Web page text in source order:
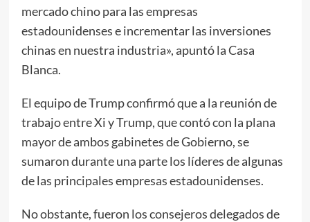
mercado chino para las empresas
estadounidenses e incrementar las inversiones
chinas en nuestra industria», apuntó la Casa
Blanca.
El equipo de Trump confirmó que a la reunión de
trabajo entre Xi y Trump, que contó con la plana
mayor de ambos gabinetes de Gobierno, se
sumaron durante una parte los líderes de algunas
de las principales empresas estadounidenses.
No obstante, fueron los consejeros delegados de